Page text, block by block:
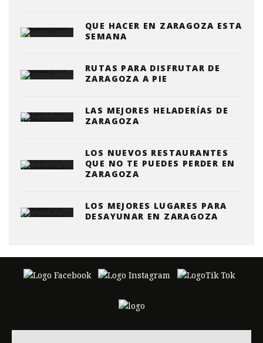
QUE HACER EN ZARAGOZA ESTA
SEMANA
RUTAS PARA DISFRUTAR DE
ZARAGOZA A PIE
LAS MEJORES HELADERÍAS DE
ZARAGOZA
LOS NUEVOS RESTAURANTES
QUE NO TE PUEDES PERDER EN
ZARAGOZA
LOS MEJORES LUGARES PARA
DESAYUNAR EN ZARAGOZA